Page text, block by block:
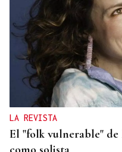
LA REVISTA
El "folk vulnerable" de